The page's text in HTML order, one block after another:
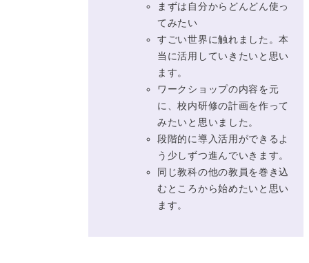
まずは自分からどんどん使っ
てみたい
すごい世界に触れました。本
当に活用していきたいと思い
ます。
ワークショップの内容を元
に、校内研修の計画を作って
みたいと思いました。
段階的に導入活用ができるよ
う少しずつ進んでいきます。
同じ教科の他の教員を巻き込
むところから始めたいと思い
ます。